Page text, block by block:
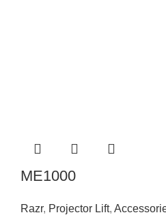
ME1000
Razr, Projector Lift,